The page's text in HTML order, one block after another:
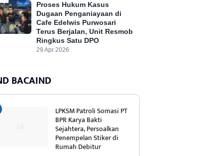
Proses Hukum Kasus
Dugaan Penganiayaan di
Cafe Edelwis Purwosari
Terus Berjalan, Unit Resmob
Ringkus Satu DPO
29 Apr 2026
BACAIND
LPKSM Patroli Somasi PT
BPR Karya Bakti
Sejahtera, Persoalkan
Penempelan Stiker di
Rumah Debitur